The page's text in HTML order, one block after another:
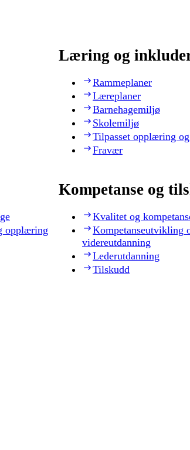
Læring og
Rammeplaner
Læreplaner
Barnehagemiljø
Skolemiljø
Tilpasset opplæring
Fravær
opplæring
Kompetanse og
Kvalitet og
Kompetanseutvikling
videreutdanning
Lederutdanning
Tilskudd